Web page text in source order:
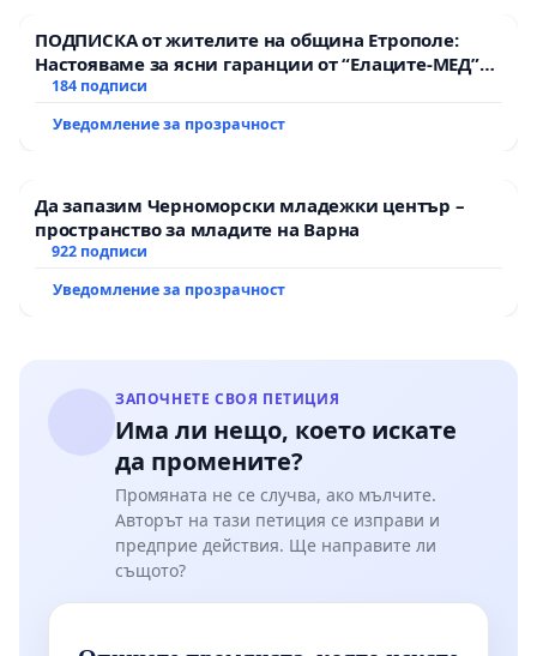
ПОДПИСКА от жителите на община Етрополе:
Настояваме за ясни гаранции от “Елаците-МЕД”
АД и от държавата, че ще се изпълнят всички
184 подписи
Уведомление за прозрачност
Да запазим Черноморски младежки център –
пространство за младите на Варна
922 подписи
Уведомление за прозрачност
ЗАПОЧНЕТЕ СВОЯ ПЕТИЦИЯ
Има ли нещо, което искате
да промените?
Промяната не се случва, ако мълчите.
Авторът на тази петиция се изправи и
предприе действия. Ще направите ли
същото?